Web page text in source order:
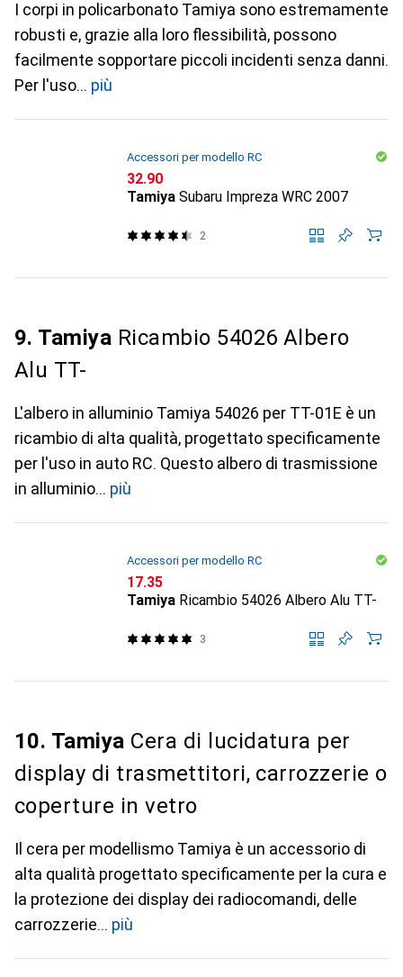
I corpi in policarbonato Tamiya sono estremamente
robusti e, grazie alla loro flessibilità, possono
facilmente sopportare piccoli incidenti senza danni.
Per l'uso
più
Accessori per modello RC
CHF
32.90
Tamiya Subaru Impreza WRC 2007
2
9. Tamiya Ricambio 54026 Albero
Alu TT-
L'albero in alluminio Tamiya 54026 per TT-01E è un
ricambio di alta qualità, progettato specificamente
per l'uso in auto RC. Questo albero di trasmissione
in alluminio
più
Accessori per modello RC
CHF
17.35
Tamiya Ricambio 54026 Albero Alu TT-
3
10. Tamiya Cera di lucidatura per
display di trasmettitori, carrozzerie o
coperture in vetro
Il cera per modellismo Tamiya è un accessorio di
alta qualità progettato specificamente per la cura e
la protezione dei display dei radiocomandi, delle
carrozzerie
più